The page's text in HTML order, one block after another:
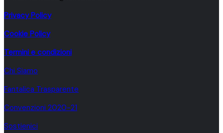
Privacy Policy
Cookie Policy
Termini e condizioni
Chi Siamo
Fantalica Trasparente
Convenzioni 2020-21
Sostienici